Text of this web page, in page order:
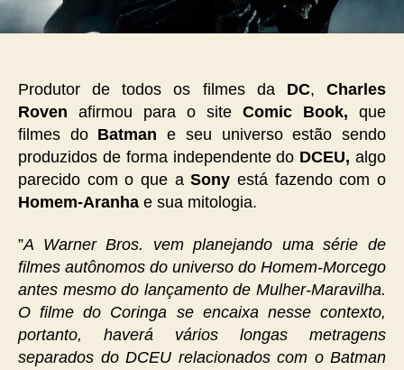
Produtor de todos os filmes da DC, Charles
Roven afirmou para o site Comic Book, que
filmes do Batman e seu universo estão sendo
produzidos de forma independente do DCEU, algo
parecido com o que aSony está fazendo com o
Homem-Aranha e sua mitologia.
”A Warner Bros. vem planejando uma série de
filmes autônomos do universo do Homem-Morcego
antes mesmo do lançamento de Mulher-Maravilha.
O filme do Coringa se encaixa nesse contexto,
portanto, haverá vários longas metragens
separados do DCEU relacionados com o Batman